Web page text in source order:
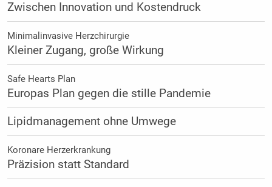
Zwischen Innovation und Kostendruck
Minimalinvasive Herzchirurgie
Kleiner Zugang, große Wirkung
Safe Hearts Plan
Europas Plan gegen die stille Pandemie
Lipidmanagement ohne Umwege
Koronare Herzerkrankung
Präzision statt Standard